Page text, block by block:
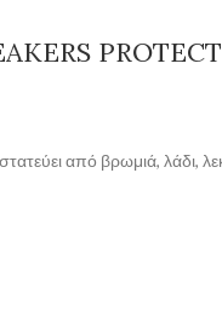
από βρωμιά, λάδι,